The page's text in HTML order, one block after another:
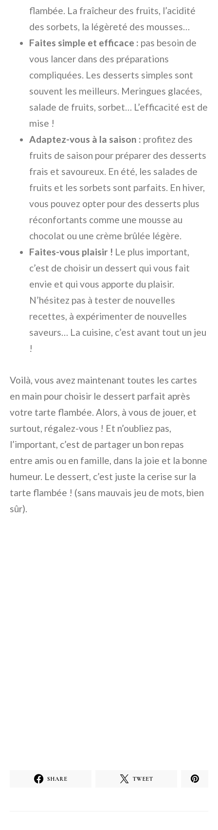
flambée. La fraîcheur des fruits, l’acidité
des sorbets, la légèreté des mousses…
Faites simple et efficace : pas besoin de
vous lancer dans des préparations
compliquées. Les desserts simples sont
souvent les meilleurs. Meringues glacées,
salade de fruits, sorbet… L’efficacité est de
mise !
Adaptez-vous à la saison : profitez des
fruits de saison pour préparer des desserts
frais et savoureux. En été, les salades de
fruits et les sorbets sont parfaits. En hiver,
vous pouvez opter pour des desserts plus
réconfortants comme une mousse au
chocolat ou une crème brûlée légère.
Faites-vous plaisir ! Le plus important,
c’est de choisir un dessert qui vous fait
envie et qui vous apporte du plaisir.
N’hésitez pas à tester de nouvelles
recettes, à expérimenter de nouvelles
saveurs… La cuisine, c’est avant tout un jeu
!
Voilà, vous avez maintenant toutes les cartes
en main pour choisir le dessert parfait après
votre tarte flambée. Alors, à vous de jouer, et
surtout, régalez-vous ! Et n’oubliez pas,
l’important, c’est de partager un bon repas
entre amis ou en famille, dans la joie et la bonne
humeur. Le dessert, c’est juste la cerise sur la
tarte flambée ! (sans mauvais jeu de mots, bien
sûr).
SHARE TWEET